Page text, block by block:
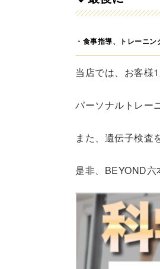
・食事指導、トレーニ
当店では、お客様
パーソナルトレー
また、遺伝子検査
是非、BEYOND六